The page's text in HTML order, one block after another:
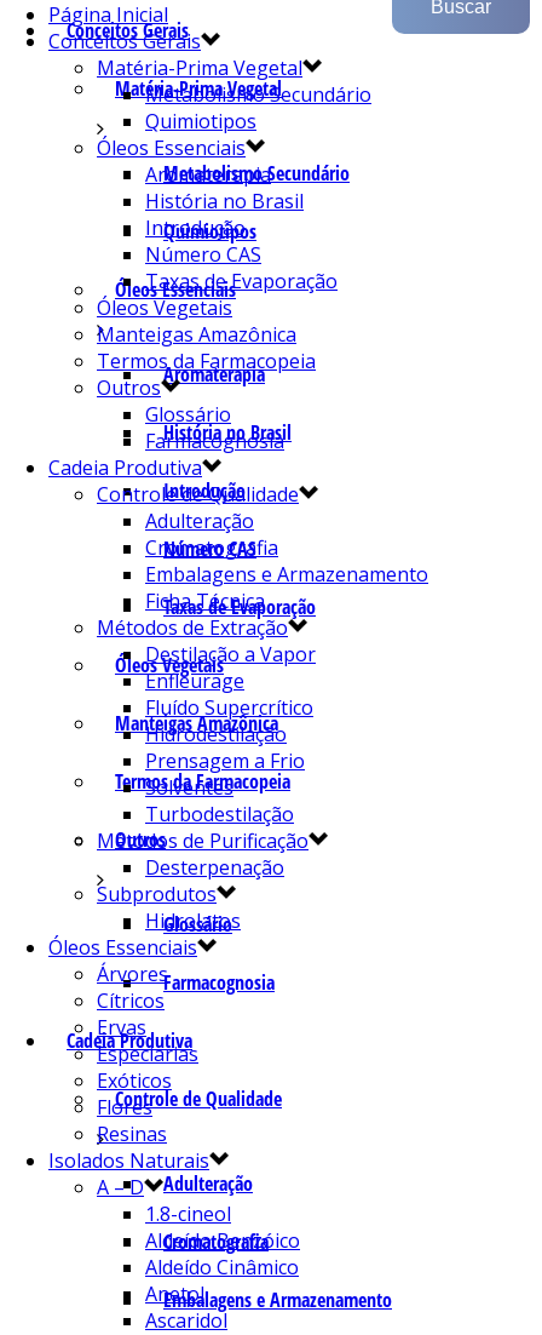
Conceitos Gerais
Matéria-Prima Vegetal
Metabolismo Secundário
Quimiotipos
Óleos Essenciais
Aromaterapia
História no Brasil
Introdução
Número CAS
Taxas de Evaporação
Óleos Vegetais
Manteigas Amazônica
Termos da Farmacopeia
Outros
Glossário
Farmacognosia
Cadeia Produtiva
Controle de Qualidade
Adulteração
Cromatografia
Embalagens e Armazenamento
Página Inicial
Conceitos Gerais
Matéria-Prima Vegetal
Metabolismo Secundário
Quimiotipos
Óleos Essenciais
Aromaterapia
História no Brasil
Introdução
Número CAS
Taxas de Evaporação
Óleos Vegetais
Manteigas Amazônica
Termos da Farmacopeia
Outros
Glossário
Farmacognosia
Cadeia Produtiva
Controle de Qualidade
Adulteração
Cromatografia
Embalagens e Armazenamento
Ficha Técnica
Métodos de Extração
Destilação a Vapor
Enfleurage
Fluído Supercrítico
Hidrodestilação
Prensagem a Frio
Solventes
Turbodestilação
Métodos de Purificação
Desterpenação
Subprodutos
Hidrolatos
Óleos Essenciais
Árvores
Cítricos
Ervas
Especiarias
Exóticos
Flores
Resinas
Isolados Naturais
A – D
1.8-cineol
Aldeído Benzóico
Aldeído Cinâmico
Anetol
Ascaridol